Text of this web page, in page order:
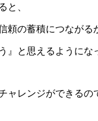
と、
頼の蓄積につながる
』と思えるようにな
ャレンジができるの